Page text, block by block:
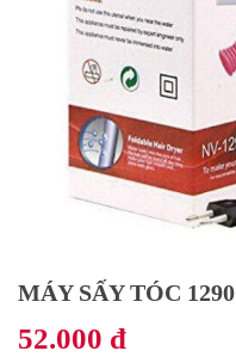
MÁY SẤY TÓC 1290
52.000 đ